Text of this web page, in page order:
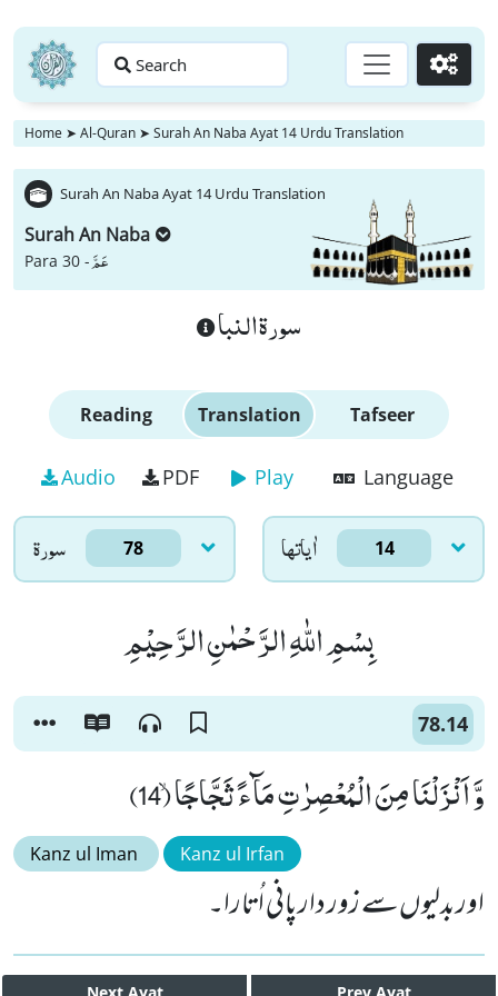
Search Go
Home ➤ Al-Quran ➤ Surah An Naba Ayat 14 Urdu Translation
Surah An Naba Ayat 14 Urdu Translation
Surah An Naba
Para 30 -عَمَّ
سورة النبا
Reading Translation Tafseer
Audio PDF Play Language
سورۃ 78 اٰياتها 14
بِسْمِ اللّٰهِ الرَّحْمٰنِ الرَّحِیْمِ
78.14
وَّ اَنْزَلْنَا مِنَ الْمُعْصِرٰتِ مَآءً ثَجَّاجًاۙ (14)
Kanz ul Iman Kanz ul Irfan
اور بدلیوں سے زور دار پانی اُتارا۔